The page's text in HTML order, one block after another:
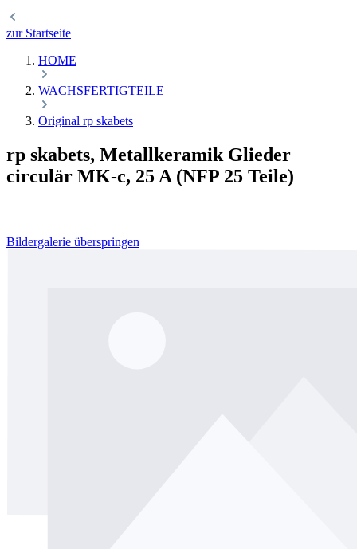
zur Startseite
HOME
WACHSFERTIGTEILE
Original rp skabets
rp skabets, Metallkeramik Glieder
circulär MK-c, 25 A (NFP 25 Teile)
Bildergalerie überspringen